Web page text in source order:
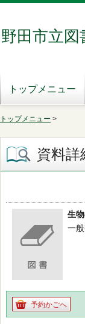
野田市立図
トップメニュー
トップメニュー >
資料詳
生
一
予約かごへ